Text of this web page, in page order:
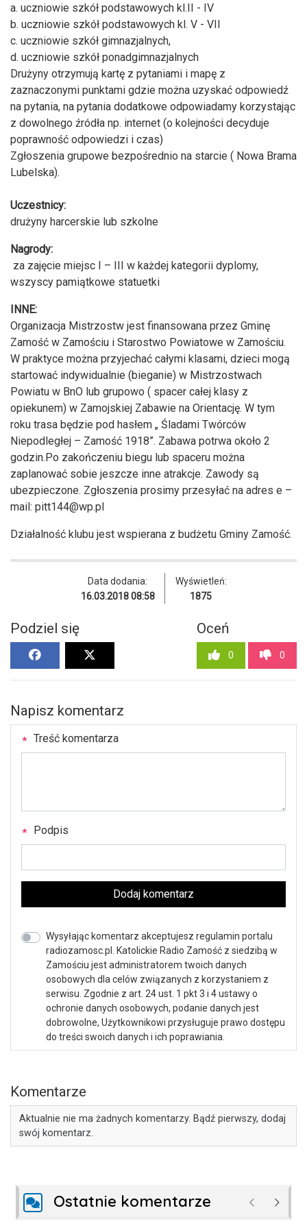
a. uczniowie szkół podstawowych kl.II - IV
b. uczniowie szkół podstawowych kl. V - VII
c. uczniowie szkół gimnazjalnych,
d. uczniowie szkół ponadgimnazjalnych
Drużyny otrzymują kartę z pytaniami i mapę z
zaznaczonymi punktami gdzie można uzyskać odpowiedź
na pytania, na pytania dodatkowe odpowiadamy korzystając
z dowolnego źródła np. internet (o kolejności decyduje
poprawność odpowiedzi i czas)
Zgłoszenia grupowe bezpośrednio na starcie ( Nowa Brama
Lubelska).
Uczestnicy:
drużyny harcerskie lub szkolne
Nagrody:
za zajęcie miejsc I – III w każdej kategorii dyplomy,
wszyscy pamiątkowe statuetki
INNE:
Organizacja Mistrzostw jest finansowana przez Gminę
Zamość w Zamościu i Starostwo Powiatowe w Zamościu.
W praktyce można przyjechać całymi klasami, dzieci mogą
startować indywidualnie (bieganie) w Mistrzostwach
Powiatu w BnO lub grupowo ( spacer całej klasy z
opiekunem) w Zamojskiej Zabawie na Orientację. W tym
roku trasa będzie pod hasłem „ Śladami Twórców
Niepodległej – Zamość 1918”. Zabawa potrwa około 2
godzin.Po zakończeniu biegu lub spaceru można
zaplanować sobie jeszcze inne atrakcje. Zawody są
ubezpieczone. Zgłoszenia prosimy przesyłać na adres e –
mail: pitt144@wp.pl
Działalność klubu jest wspierana z budżetu Gminy Zamość.
Data dodania:
16.03.2018 08:58
Wyświetleń:
1875
Podziel się Oceń
0 0
Napisz komentarz
Treść komentarza
Podpis
Dodaj komentarz
Wysyłając komentarz akceptujesz regulamin portalu
radiozamosc.pl. Katolickie Radio Zamość z siedzibą w
Zamościu jest administratorem twoich danych
osobowych dla celów związanych z korzystaniem z
serwisu. Zgodnie z art. 24 ust. 1 pkt 3 i 4 ustawy o
ochronie danych osobowych, podanie danych jest
dobrowolne, Użytkownikowi przysługuje prawo dostępu
do treści swoich danych i ich poprawiania.
Komentarze
Aktualnie nie ma żadnych komentarzy. Bądź pierwszy, dodaj
swój komentarz.
Ostatnie komentarze Poprzednie